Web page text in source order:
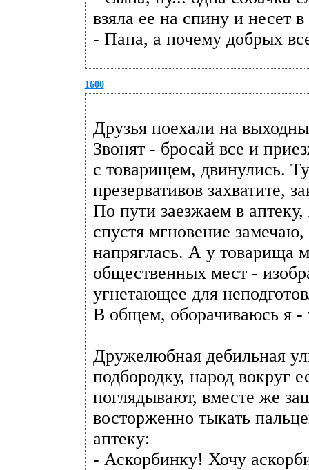
взяла ее на спину и несет
- Папа, а почему добрых
1600
Друзья поехали на
Звонят - бросай все и
с товарищем, двинулись.
презервативов захватите,
По пути заезжаем в
спустя мгновение
напряглась. А у товарища
общественных мест -
угнетающее для
В общем, оборачиваюсь я -
Дружелюбная дебильная
подбородку, народ вокруг
поглядывают, вместе же
восторженно тыкать
аптеку:
- Аскорбинку! Хочу